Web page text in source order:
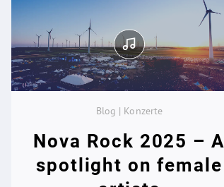
Blog | Konzerte
Nova Rock 2025 – A
spotlight on female